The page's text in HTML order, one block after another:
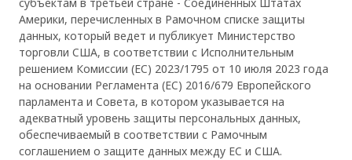
Америки, перечисленных в Рамочном списке защиты
данных, который ведет и публикует Министерство
торговли США, в соответствии с Исполнительным
решением Комиссии (ЕС) 2023/1795 от 10 июля 2023 года
на основании Регламента (ЕС) 2016/679 Европейского
парламента и Совета, в котором указывается на
адекватный уровень защиты персональных данных,
обеспечиваемый в соответствии с Рамочным
соглашением о защите данных между ЕС и США.